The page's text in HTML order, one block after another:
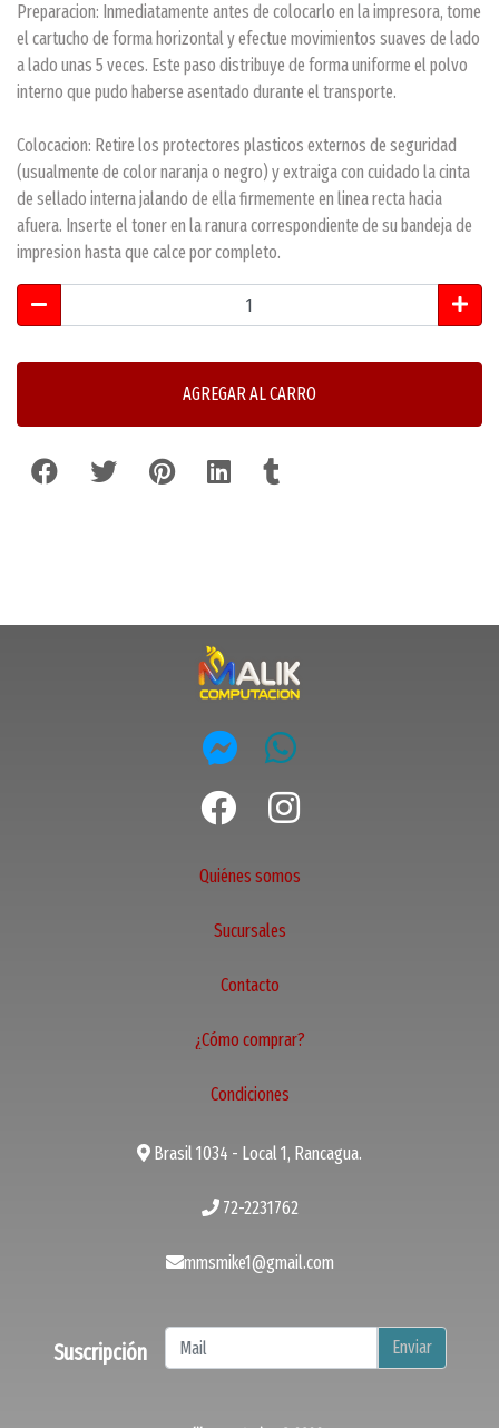
Preparacion: Inmediatamente antes de colocarlo en la impresora, tome
el cartucho de forma horizontal y efectue movimientos suaves de lado
a lado unas 5 veces. Este paso distribuye de forma uniforme el polvo
interno que pudo haberse asentado durante el transporte.
Colocacion: Retire los protectores plasticos externos de seguridad
(usualmente de color naranja o negro) y extraiga con cuidado la cinta
de sellado interna jalando de ella firmemente en linea recta hacia
afuera. Inserte el toner en la ranura correspondiente de su bandeja de
impresion hasta que calce por completo.
AGREGAR AL CARRO
Quiénes somos
Sucursales
Contacto
¿Cómo comprar?
Condiciones
Brasil 1034 - Local 1, Rancagua.
72-2231762
mmsmike1@gmail.com
Suscripción Enviar